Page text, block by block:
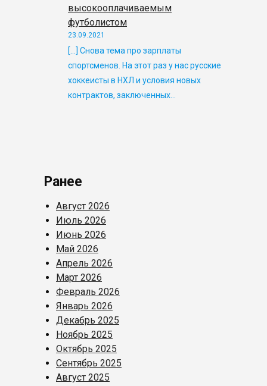
высокооплачиваемым
футболистом
23.09.2021
[…] Снова тема про зарплаты
спортсменов. На этот раз у нас русские
хоккеисты в НХЛ и условия новых
контрактов, заключенных…
Ранее
Август 2026
Июль 2026
Июнь 2026
Май 2026
Апрель 2026
Март 2026
Февраль 2026
Январь 2026
Декабрь 2025
Ноябрь 2025
Октябрь 2025
Сентябрь 2025
Август 2025